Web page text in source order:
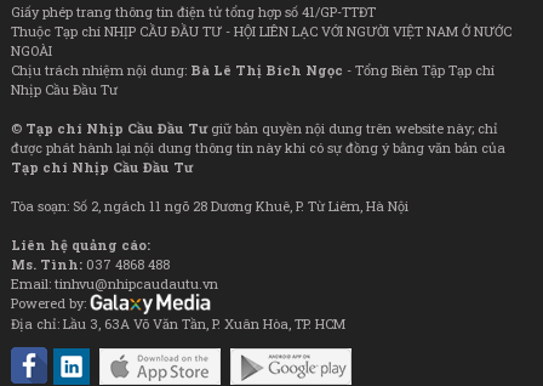
Giấy phép trang thông tin điện tử tổng hợp số 41/GP-TTĐT
Thuộc Tạp chí NHỊP CẦU ĐẦU TƯ - HỘI LIÊN LẠC VỚI NGƯỜI VIỆT NAM Ở NƯỚC
NGOÀI
Chịu trách nhiệm nội dung: Bà Lê Thị Bích Ngọc - Tổng Biên Tập Tạp chí
Nhịp Cầu Đầu Tư
© Tạp chí Nhịp Cầu Đầu Tưgiữ bản quyền nội dung trên website này; chỉ
được phát hành lại nội dung thông tin này khi có sự đồng ý bằng văn bản của
Tạp chí Nhịp Cầu Đầu Tư
Tòa soạn: Số 2, ngách 11 ngõ 28 Dương Khuê, P. Từ Liêm, Hà Nội
Liên hệ quảng cáo:
Ms. Tình: 037 4868 488
Email: tinhvu@nhipcaudautu.vn
Powered by:
Địa chỉ: Lầu 3, 63A Võ Văn Tần, P. Xuân Hòa, TP. HCM